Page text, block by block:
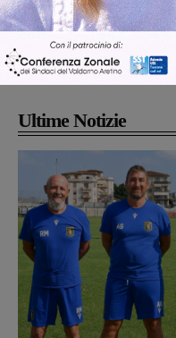
Articolo precedente
Un derby e tante partite di alto
spessore nella terza giornata del
campionato di Seconda categoria
Ultime Notizie